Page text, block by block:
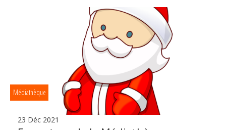
Médiathèque
23 Déc 2021